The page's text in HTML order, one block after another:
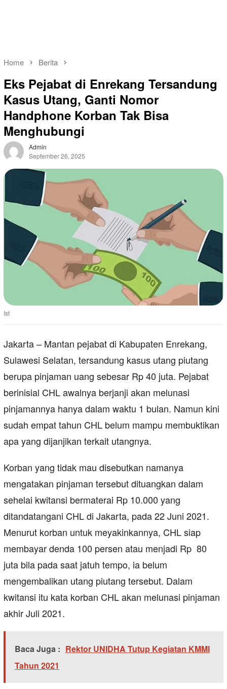
Home Berita
Eks Pejabat di Enrekang Tersandung
Kasus Utang, Ganti Nomor
Handphone Korban Tak Bisa
Menghubungi
Admin
September 26, 2025
Ist
Jakarta – Mantan pejabat di Kabupaten Enrekang,
Sulawesi Selatan, tersandung kasus utang piutang
berupa pinjaman uang sebesar Rp 40 juta. Pejabat
berinisial CHL awalnya berjanji akan melunasi
pinjamannya hanya dalam waktu 1 bulan. Namun kini
sudah empat tahun CHL belum mampu membuktikan
apa yang dijanjikan terkait utangnya.
Korban yang tidak mau disebutkan namanya
mengatakan pinjaman tersebut dituangkan dalam
sehelai kwitansi bermaterai Rp 10.000 yang
ditandatangani CHL di Jakarta, pada 22 Juni 2021.
Menurut korban untuk meyakinkannya, CHL siap
membayar denda 100 persen atau menjadi Rp 80
juta bila pada saat jatuh tempo, ia belum
mengembalikan utang piutang tersebut. Dalam
kwitansi itu kata korban CHL akan melunasi pinjaman
akhir Juli 2021.
Baca Juga : Rektor UNIDHA Tutup Kegiatan KMMI
Tahun 2021